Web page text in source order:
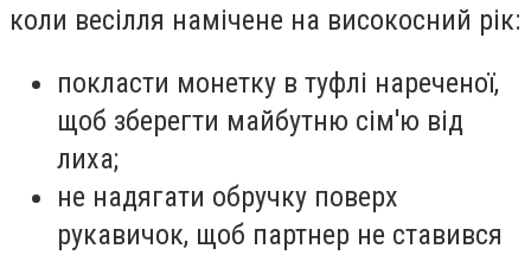
коли весілля намічене на високосний рік:
покласти монетку в туфлі нареченої,
щоб зберегти майбутню сім'ю від
лиха;
не надягати обручку поверх
рукавичок, щоб партнер не ставився